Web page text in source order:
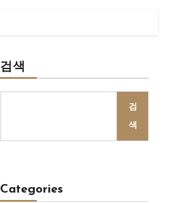
검색
검
색
Categories